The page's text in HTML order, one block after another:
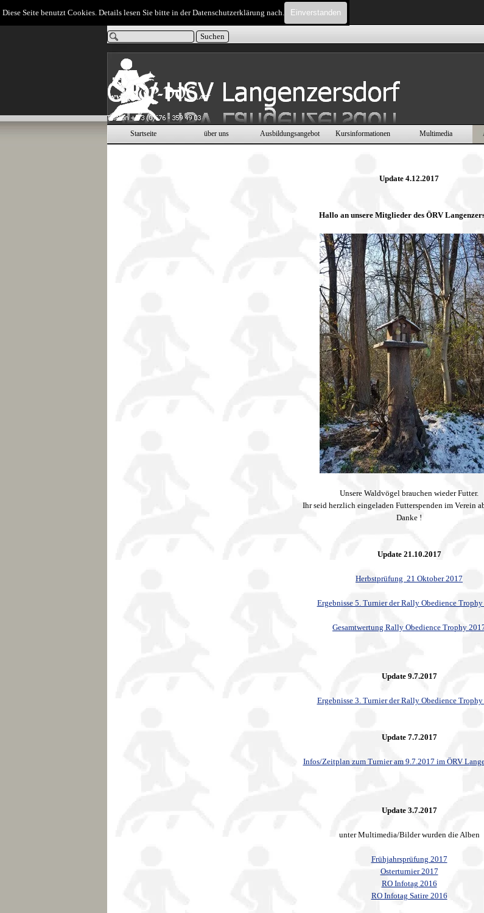
Diese Seite benutzt Cookies. Details lesen Sie bitte in der Datenschutzerklärung nach. Einverstanden
Suchen
Menü überspringen
Startseite über uns ▼
Ausbildungsangebot ▼
Kursinformationen ▼
Multimedia
Update 4.12.2017
Hallo an unsere Mitglieder des ÖRV
Unsere Waldvögel brauchen wieder Futter.
Ihr seid herzlich eingeladen Futterspenden im Verein
Danke !
Update 21.10.2017
Herbstprüfung 21 Oktober 2017
Ergebnisse 5. Turnier der Rally Obedience
Gesamtwertung Rally Obedience Trophy
Update 9.7.2017
Ergebnisse 3. Turnier der Rally Obedience
Update 7.7.2017
Infos/Zeitplan zum Turnier am 9.7.2017 im ÖRV
Update 3.7.2017
unter Multimedia/Bilder wurden die Alben
Frühjahrsprüfung 2017
Osterturnier 2017
RO Infotag 2016
RO Infotag Satire 2016